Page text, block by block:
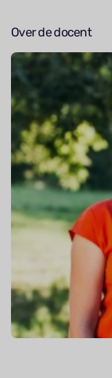
Over de docent